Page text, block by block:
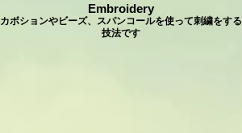
Embroidery
カボションやビーズ、スパンコールを使って刺繍をする
技法です